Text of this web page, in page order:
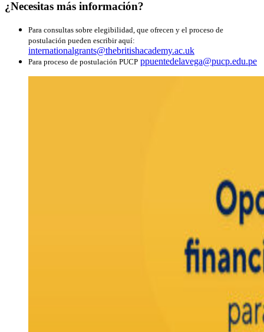
¿Necesitas más información?
Para consultas sobre elegibilidad, que ofrecen y el proceso de
postulación pueden escribir aquí:
internationalgrants@thebritishacademy.ac.uk
Para proceso de postulación PUCP ppuentedelavega@pucp.edu.pe